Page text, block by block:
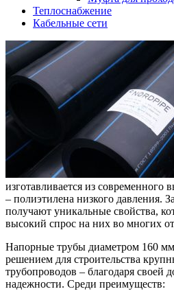
Теплоснабжение
Кабельные сети
изготавливается из современного
– полиэтилена низкого давления.
получают уникальные свойства,
высокий спрос на них во многих
Напорные трубы диаметром 160
решением для строительства
трубопроводов – благодаря своей
надежности. Среди преимуществ: